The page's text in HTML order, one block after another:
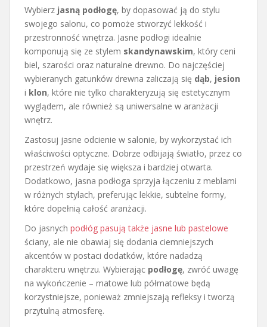
Wybierz jasną podłogę, by dopasować ją do stylu
swojego salonu, co pomoże stworzyć lekkość i
przestronność wnętrza. Jasne podłogi idealnie
komponują się ze stylem skandynawskim, który ceni
biel, szarości oraz naturalne drewno. Do najczęściej
wybieranych gatunków drewna zaliczają się dąb, jesion
i klon, które nie tylko charakteryzują się estetycznym
wyglądem, ale również są uniwersalne w aranżacji
wnętrz.
Zastosuj jasne odcienie w salonie, by wykorzystać ich
właściwości optyczne. Dobrze odbijają światło, przez co
przestrzeń wydaje się większa i bardziej otwarta.
Dodatkowo, jasna podłoga sprzyja łączeniu z meblami
w różnych stylach, preferując lekkie, subtelne formy,
które dopełnią całość aranżacji.
Do jasnych podłóg pasują także jasne lub pastelowe
ściany, ale nie obawiaj się dodania ciemniejszych
akcentów w postaci dodatków, które nadadzą
charakteru wnętrzu. Wybierając podłogę, zwróć uwagę
na wykończenie – matowe lub półmatowe będą
korzystniejsze, ponieważ zmniejszają refleksy i tworzą
przytulną atmosferę.